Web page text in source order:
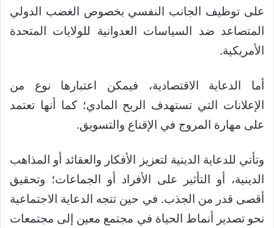
على توظيف الجانب النفسي بخصوص الغضب الدولي
المتصاعد ضد السياسات العدوانية للولايات المتحدة
الأمريكية.
أما الدعاية الاقتصادية، فيمكن اعتبارها نوع من
الإعلانات التي تستهدف الربح المادي؛ كما أنها تعتمد
على مهارة المروج في الإقناع والتسويق.
وتأتي للدعاية الدينية لتعزيز الأفكار والعقائد أو المذاهب
الدينية، أو التأثير على الأفراد أو الجماعات؛ وتحقيق
أقصى قدر من الجذب. في حين تتجه الدعاية الاجتماعية
نحو تصدير أنماط الحياة في مجتمع معين إلى مجتمعات